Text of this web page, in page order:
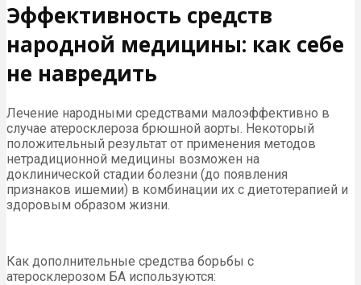
Эффективность средств
народной медицины: как себе
не навредить
Лечение народными средствами малоэффективно в
случае атеросклероза брюшной аорты. Некоторый
положительный результат от применения методов
нетрадиционной медицины возможен на
доклинической стадии болезни (до появления
признаков ишемии) в комбинации их с диетотерапией и
здоровым образом жизни.
Как дополнительные средства борьбы с
атеросклерозом БА используются: